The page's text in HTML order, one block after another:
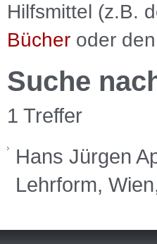
Hilfsmittel (z.B.
Bücher oder
Suche
1 Treffer
Hans Jürgen
Lehrform,